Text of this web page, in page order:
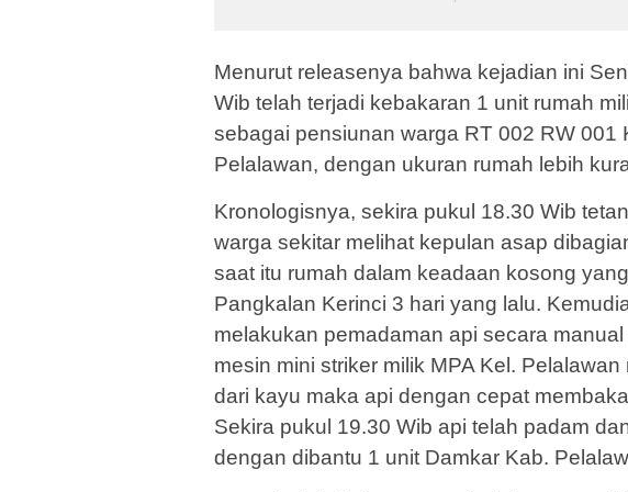
Menurut releasenya bahwa kejadian ini
Wib telah terjadi kebakaran 1 unit rumah
sebagai pensiunan warga RT 002 RW 001
Pelalawan, dengan ukuran rumah lebih
Kronologisnya, sekira pukul 18.30 Wib
warga sekitar melihat kepulan asap
saat itu rumah dalam keadaan kosong
Pangkalan Kerinci 3 hari yang lalu.
melakukan pemadaman api secara
mesin mini striker milik MPA Kel.
dari kayu maka api dengan cepat
Sekira pukul 19.30 Wib api telah padam
dengan dibantu 1 unit Damkar Kab.